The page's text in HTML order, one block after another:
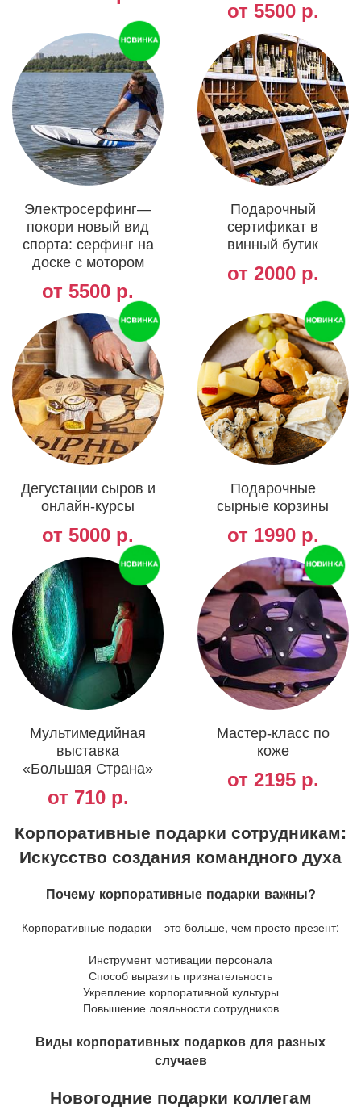
от 5500 р.
Электросерфинг—
покори новый вид
спорта: серфинг на
доске с мотором
от 5500 р.
Подарочный
сертификат в
винный бутик
от 2000 р.
Дегустации сыров и
онлайн-курсы
от 5000 р.
Подарочные
сырные корзины
от 1990 р.
Мультимедийная
выставка
«Большая Страна»
от 710 р.
Мастер-класс по
коже
от 2195 р.
Корпоративные подарки сотрудникам:
Искусство создания командного духа
Почему корпоративные подарки важны?
Корпоративные подарки – это больше, чем просто презент:
Инструмент мотивации персонала
Способ выразить признательность
Укрепление корпоративной культуры
Повышение лояльности сотрудников
Виды корпоративных подарков для разных
случаев
Новогодние подарки коллегам